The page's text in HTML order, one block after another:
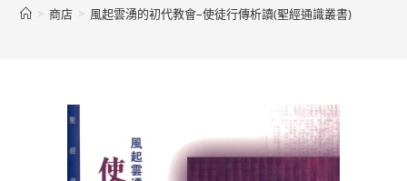
> 商店 > 風起雲湧的初代教會–使徒行傳析讀(聖經通識叢書)